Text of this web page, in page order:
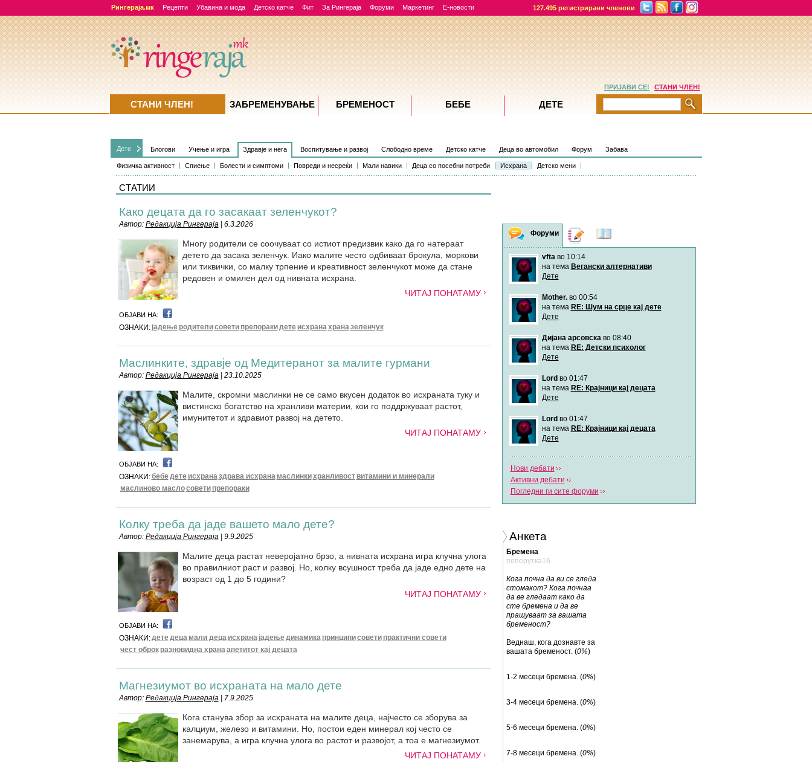
Рингераја.мк Рецепти Убавина и мода Детско катче Фит За Рингераја Форуми Маркетинг Е-новости 127.495 регистрирани членови
Дете Блогови Учење и игра Здравје и нега
Физичка активност Спиење Болести и симптоми Повреди и несреќи Мали навики Деца со посебни потреби Исхрана Детско мени
Воспитување и развој Слободно време Детско катче Деца во автомобил Форум Забава
СТАТИИ
Како децата да го засакаат зеленчукот?
Автор: Редакција Рингераја| 6.3.2026
Многу родители се соочуваат со истиот предизвик како да го натераат
детето да засака зеленчук. Иако малите често одбиваат брокула, моркови
или тиквички, со малку трпение и креативност зеленчукот може да стане
редовен и омилен дел од нивната исхрана.
ЧИТАЈ ПОНАТАМУ
ОБЈАВИ НА:
ОЗНАКИ: јадење родителисовети препоракидете исхранахраназеленчук
Маслинките, здравjе од Медитеранот за малите гурмани
Автор: Редакција Рингераја| 23.10.2025
Малите, скромни маслинки не се само вкусен додаток во исхраната туку и
вистинско богатство на хранливи материи, кои го поддржуваат растот,
имунитетот и здравиот развој на детето.
ЧИТАЈ ПОНАТАМУ
ОБЈАВИ НА:
ОЗНАКИ:бебедете исхраназдрава исхрана маслинкихранливост витамини и минерали
маслиново маслосовети препораки
Колку треба да јаде вашето мало дете?
Автор: Редакција Рингераја| 9.9.2025
Малите деца растат неверојатно брзо, а нивната исхрана игра клучна улога
во правилниот раст и развој. Но, колку всушност треба да јаде едно дете на
возраст од 1 до 5 години?
ЧИТАЈ ПОНАТАМУ
ОБЈАВИ НА:
ОЗНАКИ:детедеца мали деца исхрана јадењединамика принциписовети практични совети
чест оброк разновидна хранаапетитот кај децата
Магнезиумот во исхраната на мало дете
Автор: Редакција Рингераја| 7.9.2025
Кога станува збор за исхраната на малите деца, најчесто се зборува за
калциум, железо и витамини. Но, постои еден минерал кој често се
занемарува, а игра клучна улога во растот и развојот, а тоа е магнезиумот.
ЧИТАЈ ПОНАТАМУ
Форуми Дневници
vftaво 10:14
на тема Вегански алтернативи
Дете
Mother.во 00:54
на тема RE: Шум на срце кај дете
Дете
Дијана арсовскаво 08:40
на тема RE: Детски психолог
Дете
Lord во 01:47
на тема RE: Крајници кај децата
Дете
Lord во 01:47
на тема RE: Крајници кај децата
Дете
Нови дебати
Активни дебати
Погледни ги сите форуми
Анкета
Бремена
пеперутка16
Кога почна да ви се гледа
стомакот? Кога почнаа
да ве гледаат како да
сте бремена и да ве
прашуваат за вашата
бременост?
Веднаш, кога дознавте за
вашата бременост. (0%)
1-2 месеци бремена. (0%)
3-4 месеци бремена. (0%)
5-6 месеци бремена. (0%)
7-8 месеци бремена. (0%)
ПРИЈАВИ СЕ! СТАНИ ЧЛЕН!
СТАНИ ЧЛЕН! ЗАБРЕМЕНУВАЊE БРЕМЕНОСТ БЕБЕ ДЕТЕ